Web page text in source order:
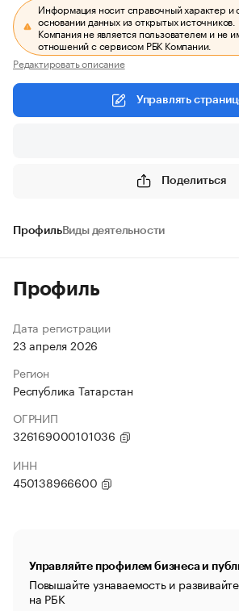
Информация носит справочный характер и
основании данных из открытых источников.
Компания не является пользователем и не
отношений с сервисом РБК Компании.
Редактировать описание
Управлять
Поделиться
ПрофильВиды деятельности
Профиль
Дата регистрации
23 апреля 2026
Регион
Республика Татарстан
ОГРНИП
326169000101036
ИНН
450138966600
Управляйте профилем бизнеса и
Повышайте узнаваемость и
на РБК